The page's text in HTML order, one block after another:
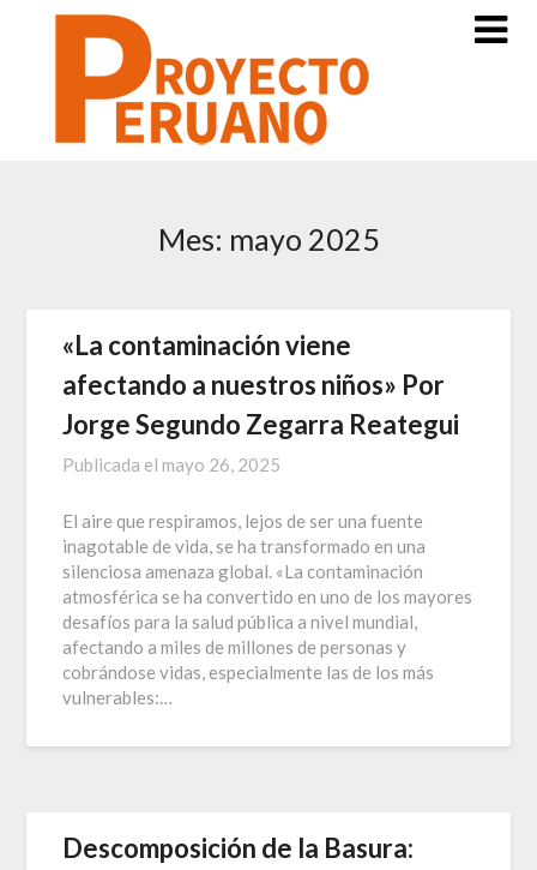
Mes: mayo 2025
«La contaminación viene
afectando a nuestros niños» Por
Jorge Segundo Zegarra Reategui
Publicada el mayo 26, 2025
El aire que respiramos, lejos de ser una fuente
inagotable de vida, se ha transformado en una
silenciosa amenaza global. «La contaminación
atmosférica se ha convertido en uno de los mayores
desafíos para la salud pública a nivel mundial,
afectando a miles de millones de personas y
cobrándose vidas, especialmente las de los más
vulnerables:…
Descomposición de la Basura: